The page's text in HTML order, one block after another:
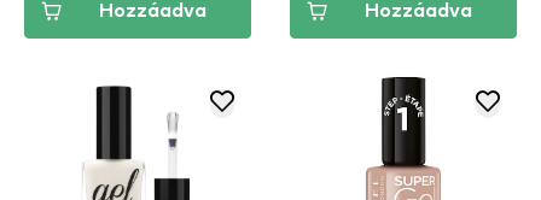
Hozzáadva Hozzáadva